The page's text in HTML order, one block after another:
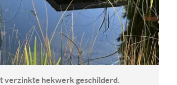
verzinkte hekwerk geschilderd.